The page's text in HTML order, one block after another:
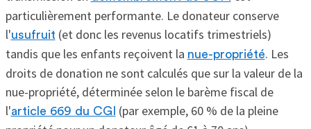
particulièrement performante. Le donateur conserve
l'usufruit (et donc les revenus locatifs trimestriels)
tandis que les enfants reçoivent la nue-propriété. Les
droits de donation ne sont calculés que sur la valeur de la
nue-propriété, déterminée selon le barème fiscal de
l'article 669 du CGI
(par exemple, 60 % de la pleine